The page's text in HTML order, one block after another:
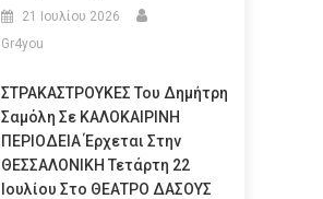
21 Ιουλίου 2026
Gr4you
ΣΤΡΑΚΑΣΤΡΟΥΚΕΣ Του Δημήτρη
Σαμόλη Σε ΚΑΛΟΚΑΙΡΙΝΗ
ΠΕΡΙΟΔΕΙΑ Έρχεται Στην
ΘΕΣΣΑΛΟΝΙΚΗ Τετάρτη 22
Ιουλίου Στο ΘΕΑΤΡΟ ΔΑΣΟΥΣ